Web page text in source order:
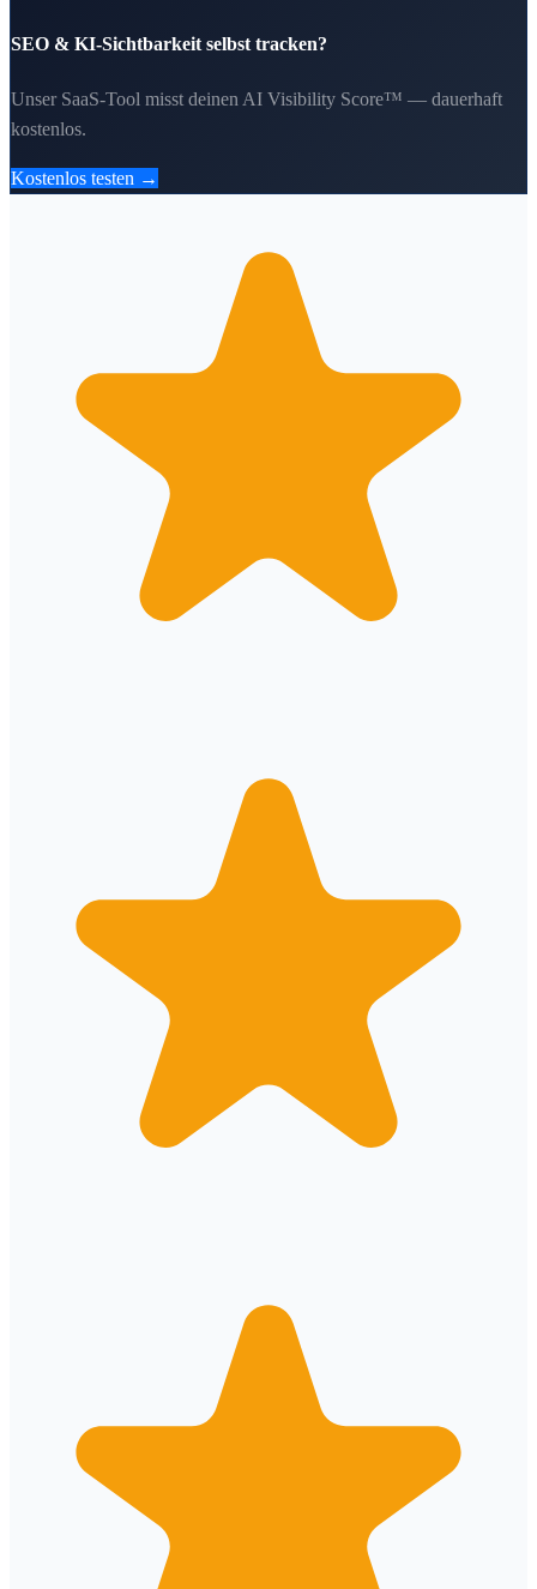
SEO & KI-Sichtbarkeit selbst tracken?
Unser SaaS-Tool misst deinen AI Visibility Score™ — dauerhaft
kostenlos.
Kostenlos testen →